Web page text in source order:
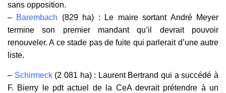
sans opposition.
– Barembach (829 ha) : Le maire sortant André Meyer
termine son premier mandant qu’il devrait pouvoir
renouveler. A ce stade pas de fuite qui parlerait d’une autre
liste.
– Schirmeck(2 081 ha) : Laurent Bertrand qui a succédé à
F. Bierry le pdt actuel de la CeA devrait prétendre à un